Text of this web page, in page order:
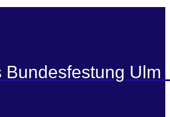
Bundesfestung Ulm